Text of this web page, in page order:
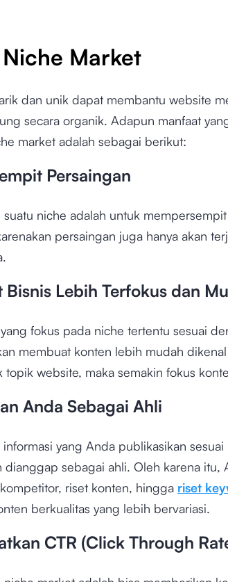
Market
dan unik dapat membantu website
secara organik. Adapun manfaat
market adalah sebagai berikut:
Persaingan
suatu niche adalah untuk
persaingan juga hanya akan
Bisnis Lebih Terfokus dan
fokus pada niche tertentu sesuai
membuat konten lebih mudah
topik website, maka semakin fokus
Anda Sebagai Ahli
informasi yang Anda publikasikan
dianggap sebagai ahli. Oleh karena itu,
riset konten, hingga riset
berkualitas yang lebih bervariasi.
CTR (Click Through